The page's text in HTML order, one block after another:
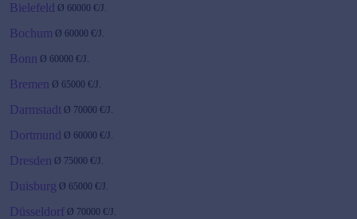
Bielefeld Ø 60000 €/J.
Bochum Ø 60000 €/J.
Bonn Ø 60000 €/J.
Bremen Ø 65000 €/J.
Darmstadt Ø 70000 €/J.
Dortmund Ø 60000 €/J.
Dresden Ø 75000 €/J.
Duisburg Ø 65000 €/J.
Düsseldorf Ø 70000 €/J.